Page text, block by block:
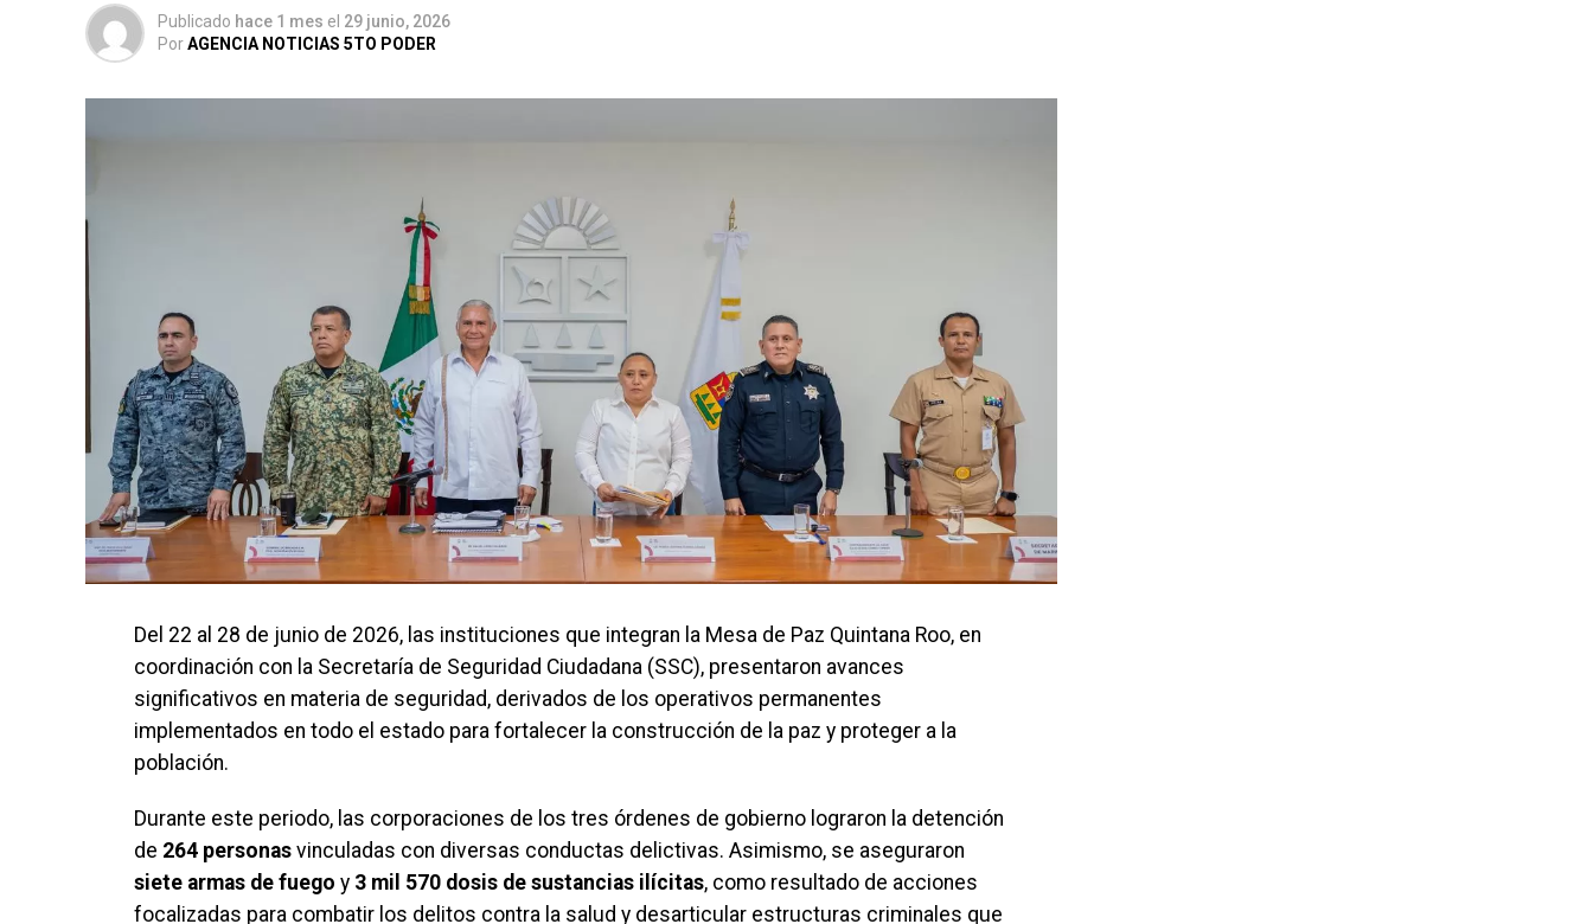
Publicado hace 1 mes el 29 junio, 2026
PorAGENCIA NOTICIAS 5TO PODER
Del 22 al 28 de junio de 2026, las instituciones que integran la Mesa de Paz Quintana Roo, en
coordinación con la Secretaría de Seguridad Ciudadana (SSC), presentaron avances
significativos en materia de seguridad, derivados de los operativos permanentes
implementados en todo el estado para fortalecer la construcción de la paz y proteger a la
población.
Durante este periodo, las corporaciones de los tres órdenes de gobierno lograron la detención
de 264 personas vinculadas con diversas conductas delictivas. Asimismo, se aseguraron
siete armas de fuego y 3 mil 570 dosis de sustancias ilícitas, como resultado de acciones
focalizadas para combatir los delitos contra la salud y desarticular estructuras criminales que